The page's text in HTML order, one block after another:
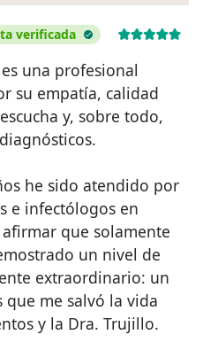
verificada
una profesional
su empatía, calidad
y, sobre todo,
he sido atendido por
e infectólogos en
que solamente
un nivel de
extraordinario: un
que me salvó la vida
y la Dra. Trujillo.